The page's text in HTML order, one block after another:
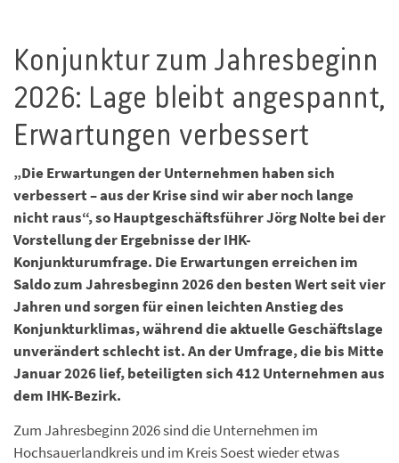
Konjunktur zum Jahresbeginn
2026: Lage bleibt angespannt,
Erwartungen verbessert
„Die Erwartungen der Unternehmen haben sich
verbessert – aus der Krise sind wir aber noch lange
nicht raus“, so Hauptgeschäftsführer Jörg Nolte bei der
Vorstellung der Ergebnisse der IHK-
Konjunkturumfrage. Die Erwartungen erreichen im
Saldo zum Jahresbeginn 2026 den besten Wert seit vier
Jahren und sorgen für einen leichten Anstieg des
Konjunkturklimas, während die aktuelle Geschäftslage
unverändert schlecht ist. An der Umfrage, die bis Mitte
Januar 2026 lief, beteiligten sich 412 Unternehmen aus
dem IHK-Bezirk.
Zum Jahresbeginn 2026 sind die Unternehmen im
Hochsauerlandkreis und im Kreis Soest wieder etwas